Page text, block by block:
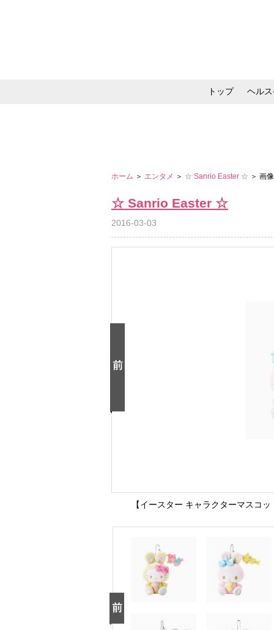
トップ ヘル
ホーム ＞ エンタメ ＞ ☆ Sanrio Easter ☆ ＞ 画
☆ Sanrio Easter ☆
2016-03-03
【イースター キャラクターマスコ